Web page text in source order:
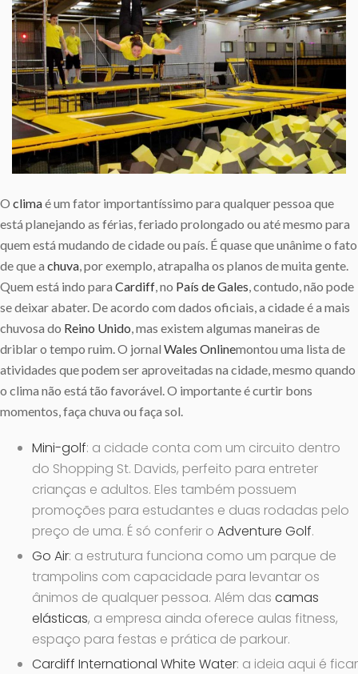
O climaé um fator importantíssimo para qualquer pessoa que
está planejando as férias, feriado prolongado ou até mesmo para
quem está mudando de cidade ou país. É quase que unânime o fato
de que a chuva , por exemplo, atrapalha os planos de muita gente.
Quem está indo para Cardiff , no País de Gales , contudo, não pode
se deixar abater. De acordo com dados oficiais, a cidade é a mais
chuvosa do Reino Unido , mas existem algumas maneiras de
driblar o tempo ruim. O jornal Wales Onlinemontou uma lista de
atividades que podem ser aproveitadas na cidade, mesmo quando
o clima não está tão favorável. O importante é curtir bons
momentos, faça chuva ou faça sol.
Mini-golf: a cidade conta com um circuito dentro
do Shopping St. Davids, perfeito para entreter
crianças e adultos. Eles também possuem
promoções para estudantes e duas rodadas pelo
preço de uma. É só conferir o Adventure Golf.
Go Air: a estrutura funciona como um parque de
trampolins com capacidade para levantar os
ânimos de qualquer pessoa. Além das camas
elásticas, a empresa ainda oferece aulas fitness,
espaço para festas e prática de parkour.
Cardiff International White Water: a ideia aqui é ficar